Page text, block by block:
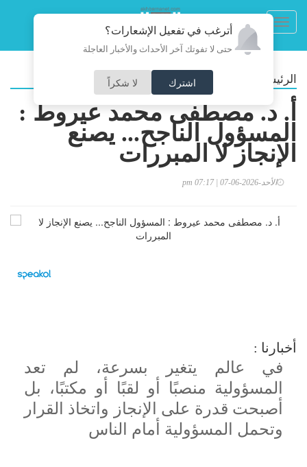
أترغب في تفعيل الإشعارات؟
حتى لا تفوتك آخر الأحداث والأخبار العاجلة
اشترك لا شكراً الرئيسية
أ. د. مصطفى محمد عيروط :
المسؤول الناجح... يصنع
الإنجاز لا المبررات
الأحد-2026-06-07 | 07:17 pm
أخبارنا :
في عالم يتغير بسرعة، لم تعد
المسؤولية منصبًا أو لقبًا أو مكتبًا، بل
أصبحت قدرة على الإنجاز واتخاذ القرار
وتحمل المسؤولية أمام الناس